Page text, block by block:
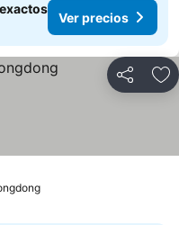
Ver precios
Compartir
Ver precios